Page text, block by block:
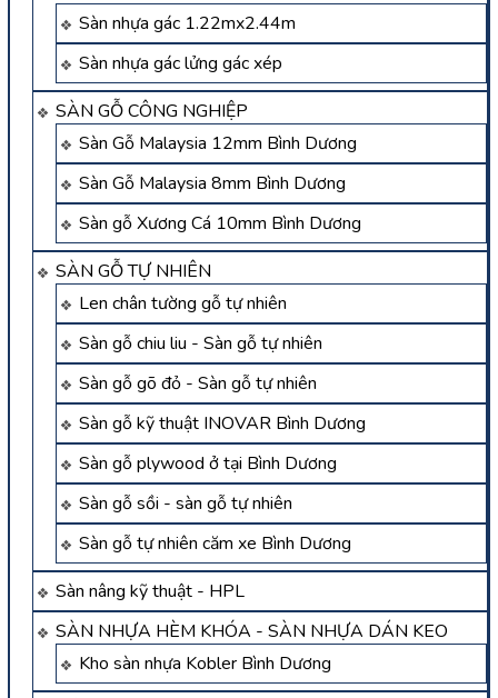
Sàn nhựa gác 1.22mx2.44m
Sàn nhựa gác lửng gác xép
SÀN GỖ CÔNG NGHIỆP
Sàn Gỗ Malaysia 12mm Bình Dương
Sàn Gỗ Malaysia 8mm Bình Dương
Sàn gỗ Xương Cá 10mm Bình Dương
SÀN GỖ TỰ NHIÊN
Len chân tường gỗ tự nhiên
Sàn gỗ chiu liu - Sàn gỗ tự nhiên
Sàn gỗ gõ đỏ - Sàn gỗ tự nhiên
Sàn gỗ kỹ thuật INOVAR Bình Dương
Sàn gỗ plywood ở tại Bình Dương
Sàn gỗ sồi - sàn gỗ tự nhiên
Sàn gỗ tự nhiên căm xe Bình Dương
Sàn nâng kỹ thuật - HPL
SÀN NHỰA HÈM KHÓA - SÀN NHỰA DÁN KEO
Kho sàn nhựa Kobler Bình Dương